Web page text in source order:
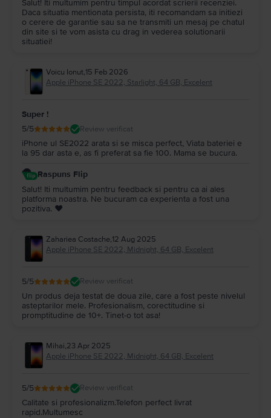
Salut! Iti multumim pentru timpul acordat scrierii recenziei.
Daca situatia mentionata persista, iti recomandam sa initiezi
o cerere de garantie sau sa ne transmiti un mesaj pe chatul
din site si te vom asista cu drag in vederea solutionarii
situatiei!
Voicu Ionut,15 Feb 2026
Apple iPhone SE 2022, Starlight, 64 GB, Excelent
Super !
5/5 Review verificat
iPhone ul SE2022 arata si se misca perfect, Viata bateriei e
la 95 dar asta e, as fi preferat sa fie 100. Mama se bucura.
Raspuns Flip
Salut! Iti multumim pentru feedback si pentru ca ai ales
platforma noastra. Ne bucuram ca experienta a fost una
pozitiva. ❤️
Zahariea Costache,12 Aug 2025
Apple iPhone SE 2022, Midnight, 64 GB, Excelent
5/5 Review verificat
Un produs deja testat de doua zile, care a fost peste nivelul
asteptarilor mele. Profesionalism, corectitudine si
promptitudine de 10+. Tinet-o tot asa!
Mihai,23 Apr 2025
Apple iPhone SE 2022, Midnight, 64 GB, Excelent
5/5 Review verificat
Calitate si profesionalizm.Telefon perfect livrat
rapid.Multumesc